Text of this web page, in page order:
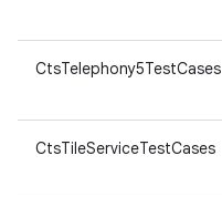
CtsTelephony5TestCases
CtsTileServiceTestCases